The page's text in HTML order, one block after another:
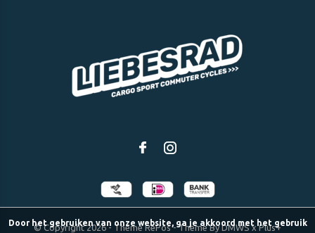
© Copyright2026- Theme RePos - Theme ByDMWSxPlus+
Door het gebruiken van onze website, ga je akkoord met het gebruik